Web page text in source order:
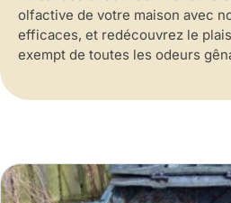
olfactive de votre maison avec
efficaces, et redécouvrez le
exempt de toutes les odeurs